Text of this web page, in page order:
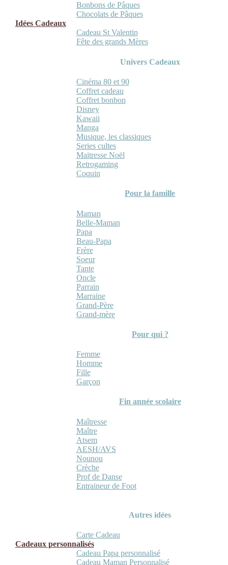
Bonbons de Pâques
Chocolats de Pâques
Idées Cadeaux
Cadeau St Valentin
Fête des grands Mères
Univers Cadeaux
Cinéma 80 et 90
Coffret cadeau
Coffret bonbon
Disney
Kawaii
Manga
Musique, les classiques
Series cultes
Maitresse Noël
Retrogaming
Coquin
Pour la famille
Maman
Belle-Maman
Papa
Beau-Papa
Frère
Soeur
Tante
Oncle
Parrain
Marraine
Grand-Père
Grand-mère
Pour qui ?
Femme
Homme
Fille
Garçon
Fin année scolaire
Maîtresse
Maître
Atsem
AESH/AVS
Nounou
Crèche
Prof de Danse
Entraineur de Foot
Autres idées
Carte Cadeau
Cadeaux personnalisés
Cadeau Papa personnalisé
Cadeau Maman Personnalisé